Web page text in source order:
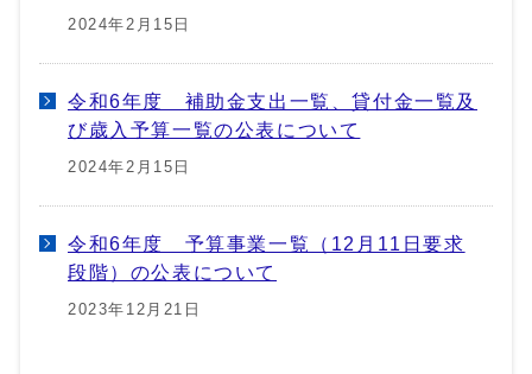
2024年2月15日
令和6年度 補助金支出一覧、貸付金一覧及
び歳入予算一覧の公表について
2024年2月15日
令和6年度 予算事業一覧（12月11日要求
段階）の公表について
2023年12月21日